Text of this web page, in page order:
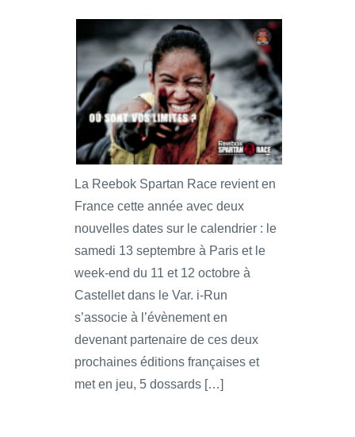
La Reebok Spartan Race revient en
France cette année avec deux
nouvelles dates sur le calendrier : le
samedi 13 septembre à Paris et le
week-end du 11 et 12 octobre à
Castellet dans le Var. i-Run
s’associe à l’évènement en
devenant partenaire de ces deux
prochaines éditions françaises et
met en jeu, 5 dossards […]